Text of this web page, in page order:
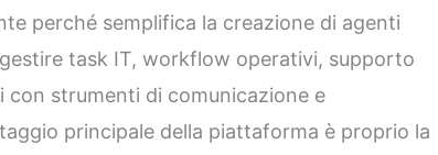
perché semplifica la creazione di agenti
task IT, workflow operativi, supporto
con strumenti di comunicazione e
principale della piattaforma è proprio la